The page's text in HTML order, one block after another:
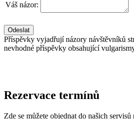
Váš názor:
Příspěvky vyjadřují názory návštěvníků
nevhodné příspěvky obsahující
Rezervace termínů
Zde se můžete objednat do našich servisů